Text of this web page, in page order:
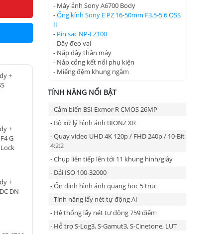
+
+
G
5060
+
DN
- Máy ảnh Sony A6700 Body
-Ống kính Sony E PZ 16-50mm F3.5-5.6 OSS
II
- Pin sạc NP-FZ100
- Dây đeo vai
- Nắp đậy thân máy
- Nắp cổng kết nối phụ kiện
- Miếng đệm khung ngắm
TÍNH NĂNG NỔI BẬT
- Cảm biến BSI Exmor R CMOS 26MP
- Bộ xử lý hình ảnh BIONZ XR
- Quay video UHD 4K 120p / FHD 240p / 10-Bit
4:2:2
- Chụp liên tiếp lên tới 11 khung hình/giây
- Dải ISO 100-32000
- Ổn định hình ảnh quang học 5 trục
- Tính năng lấy nét tự động AI
- Hệ thống lấy nét tự động 759 điểm
- Hỗ trợ S-Log3, S-Gamut3, S-Cinetone, LUT